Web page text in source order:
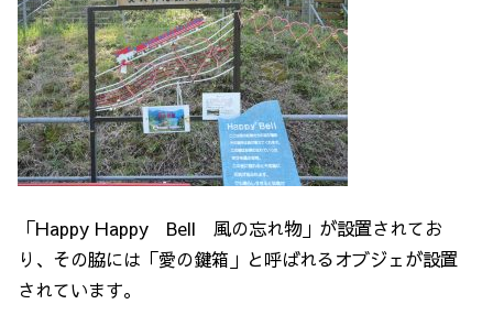
「Happy Happy Bell 風の忘れ物」が設置されてお
り、その脇には「愛の鍵箱」と呼ばれるオブジェが設置
されています。